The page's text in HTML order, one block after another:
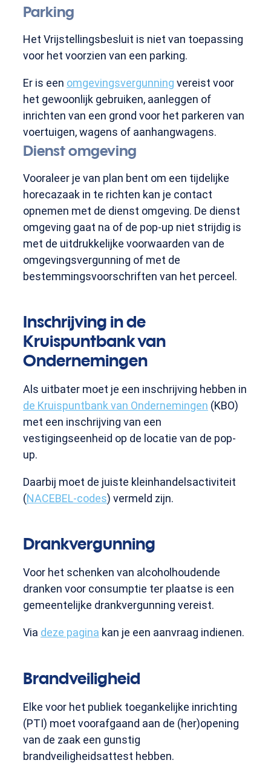
Parking
Het Vrijstellingsbesluit is niet van toepassing
voor het voorzien van een parking.
Er is een omgevingsvergunning vereist voor
het gewoonlijk gebruiken, aanleggen of
inrichten van een grond voor het parkeren van
voertuigen, wagens of aanhangwagens.
Dienst omgeving
Vooraleer je van plan bent om een tijdelijke
horecazaak in te richten kan je contact
opnemen met de dienst omgeving. De dienst
omgeving gaat na of de pop-up niet strijdig is
met de uitdrukkelijke voorwaarden van de
omgevingsvergunning of met de
bestemmingsvoorschriften van het perceel.
Inschrijving in de
Kruispuntbank van
Ondernemingen
Als uitbater moet je een inschrijving hebben in
de Kruispuntbank van Ondernemingen (KBO)
met een inschrijving van een
vestigingseenheid op de locatie van de pop-
up.
Daarbij moet de juiste kleinhandelsactiviteit
(NACEBEL-codes) vermeld zijn.
Drankvergunning
Voor het schenken van alcoholhoudende
dranken voor consumptie ter plaatse is een
gemeentelijke drankvergunning vereist.
Via deze pagina kan je een aanvraag indienen.
Brandveiligheid
Elke voor het publiek toegankelijke inrichting
(PTI) moet voorafgaand aan de (her)opening
van de zaak een gunstig
brandveiligheidsattest hebben.